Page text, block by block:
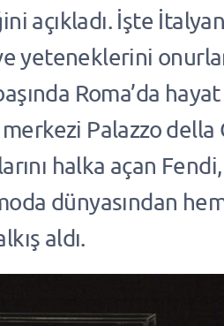
açıkladı. İşte
ve yeteneklerini
Roma’da
Palazzo della
halka açan
dünyasından
aldı.